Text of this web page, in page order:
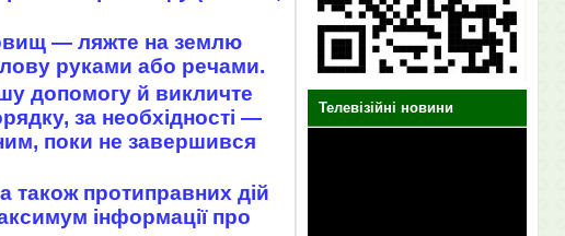
― ляжте на землю
руками або речами.
допомогу й викличте
за необхідності ―
поки не завершився
також протиправних дій
інформації про
Телевізійні новини